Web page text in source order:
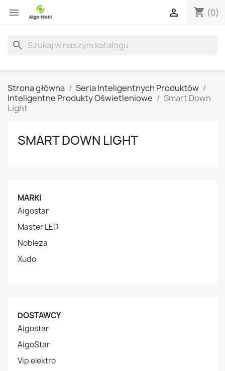
 shopping_cart (0)

search
Strona główna
Seria Inteligentnych Produktów
Inteligentne Produkty Oświetleniowe
Smart Down
Light
SMART DOWN LIGHT
MARKI
Aigostar
Master LED
Nobleza
Xudo
DOSTAWCY
Aigostar
AigoStar
Vip elektro